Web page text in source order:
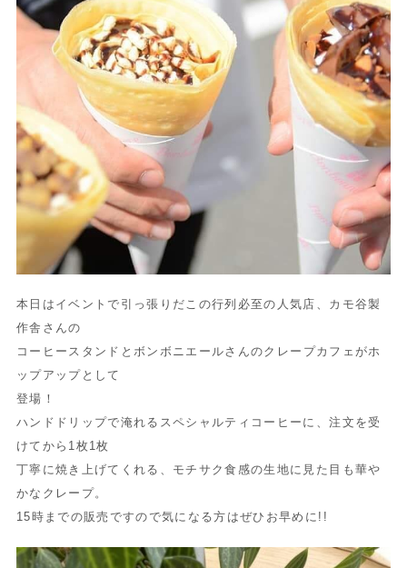
本日はイベントで引っ張りだこの行列必至の人気店、カモ谷製
作舎さんの
コーヒースタンドとボンボニエールさんのクレープカフェがホ
ップアップとして
登場！
ハンドドリップで淹れるスペシャルティコーヒーに、注文を受
けてから1枚1枚
丁寧に焼き上げてくれる、モチサク食感の生地に見た目も華や
かなクレープ。
15時までの販売ですので気になる方はぜひお早めに!!